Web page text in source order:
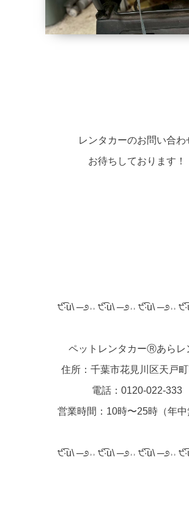
レンタカーのお問い合わ
お待ちしております！
੯‧̀͡u\ ─೨˒˒ ੯‧̀͡u\ ─೨˒˒ ੯‧̀͡u\ ─೨˒˒
ペットレンタカーⓇあらレ
住所：千葉市花見川区天戸
電話：0120-022-333
営業時間：10時〜25時（年中
੯‧̀͡u\ ─೨˒˒ ੯‧̀͡u\ ─೨˒˒ ੯‧̀͡u\ ─೨˒˒